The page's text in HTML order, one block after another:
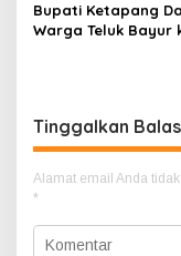
Bupati Ketapang
Warga Teluk Bayur
Tinggalkan
Alamat email Anda
*